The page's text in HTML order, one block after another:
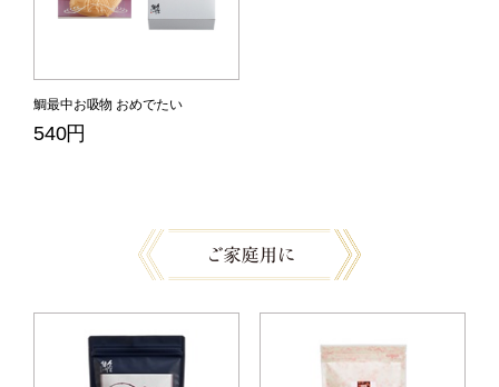
鯛最中お吸物 おめでたい
540円